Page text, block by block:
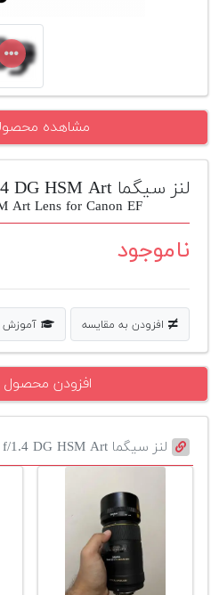
افزودن
دست
دوم
لیست
قیمت
دوربین
مشاهده
لنز سیگما 105mm f/1.4 DG HSM Art برای کانن
Art Lens for Canon EF
ناموجود
افزودن به مقایسه آموزش
افزودن محصول
لنز سیگما 105mm f/1.4 DG HSM Art برای کانن دست دوم